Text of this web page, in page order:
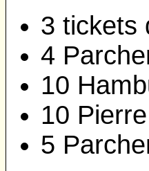
3 tickets
4
10
10
5